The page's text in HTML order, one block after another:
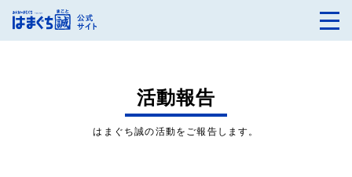
活動報告
はまぐち誠の活動をご報告します。